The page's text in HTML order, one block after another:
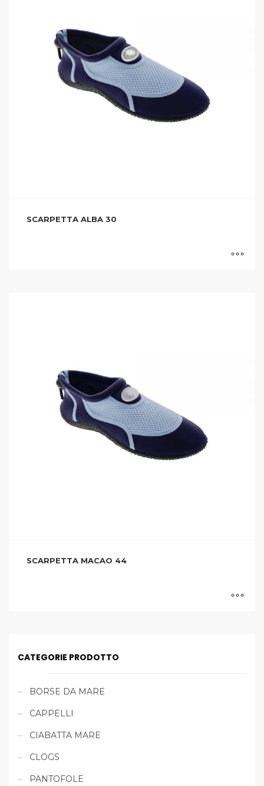
SCARPETTA ALBA 30
SCARPETTA MACAO 44
CATEGORIE PRODOTTO
BORSE DA MARE
CAPPELLI
CIABATTA MARE
CLOGS
PANTOFOLE